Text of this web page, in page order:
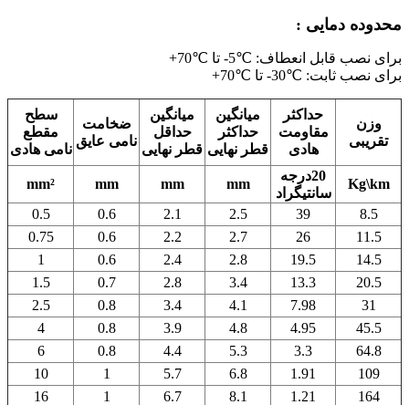
محدوده دمایی :
برای نصب قابل انعطاف: ℃5- تا ℃70+
برای نصب ثابت: ℃30- تا ℃70+
وزن
تقریبی
حداکثر
مقاومت
هادی
میانگین
حداکثر
قطر نهایی
میانگین
حداقل
قطر نهایی
ضخامت
نامی عایق
سطح
مقطع
نامی هادی
Kg\km
20درجه
سانتیگراد
mm
mm
mm
mm²
8.5
39
2.5
2.1
0.6
0.5
11.5
26
2.7
2.2
0.6
0.75
14.5
19.5
2.8
2.4
0.6
1
20.5
13.3
3.4
2.8
0.7
1.5
31
7.98
4.1
3.4
0.8
2.5
45.5
4.95
4.8
3.9
0.8
4
64.8
3.3
5.3
4.4
0.8
6
109
1.91
6.8
5.7
1
10
164
1.21
8.1
6.7
1
16